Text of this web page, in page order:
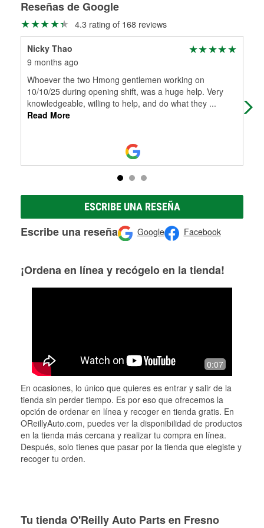
Más información sobre el Programa de Préstamo de
Herramientas de O'Reilly
medirán tus tambores o discos para determinar si pueden
ser rectificados con seguridad. Si tus tambores o discos no
pueden ser reutilizados, podemos ayudarte a encontrar las
partes de reemplazo correctas para tu reparación.
Rectificación de tambores y discos de freno
Reseñas de Google
4.3 rating of 168 reviews
Nicky Thao
9 months ago
Whoever the two Hmong gentlemen working on
10/10/25 during opening shift, was a huge help. Very
knowledgeable, willing to help, and do what they ...
Read More
ESCRIBE UNA RESEÑA
Escribe una reseña Google Facebook
¡Ordena en línea y recógelo en la tienda!
0:07
En ocasiones, lo único que quieres es entrar y salir de la
tienda sin perder tiempo. Es por eso que ofrecemos la
opción de ordenar en línea y recoger en tienda gratis. En
OReillyAuto.com, puedes ver la disponibilidad de productos
en la tienda más cercana y realizar tu compra en línea.
Después, solo tienes que pasar por la tienda que elegiste y
recoger tu orden.
Tu tienda O'Reilly Auto Parts en Fresno